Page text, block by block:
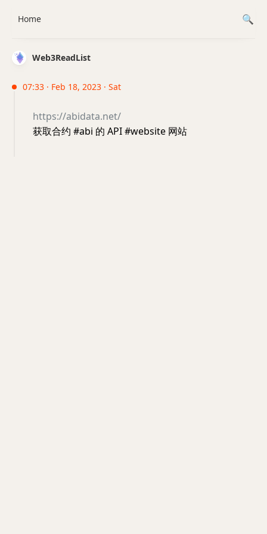
Web3ReadList
07:33 · Feb 18, 2023 · Sat
https://abidata.net/
获取合约 #abi 的 API #website 网站
Home